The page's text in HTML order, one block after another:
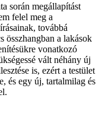
során megállapítást
felel meg a
továbbá
összhangban a lakások
vonatkozó
vált néhány új
is, ezért a testület
és egy új, tartalmilag és